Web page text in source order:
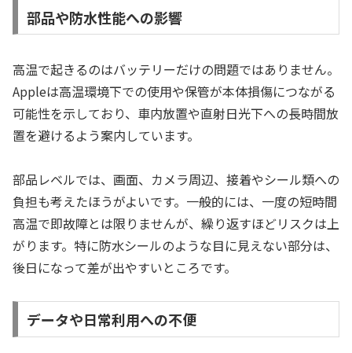
部品や防水性能への影響
高温で起きるのはバッテリーだけの問題ではありません。
Appleは高温環境下での使用や保管が本体損傷につながる
可能性を示しており、車内放置や直射日光下への長時間放
置を避けるよう案内しています。
部品レベルでは、画面、カメラ周辺、接着やシール類への
負担も考えたほうがよいです。一般的には、一度の短時間
高温で即故障とは限りませんが、繰り返すほどリスクは上
がります。特に防水シールのような目に見えない部分は、
後日になって差が出やすいところです。
データや日常利用への不便